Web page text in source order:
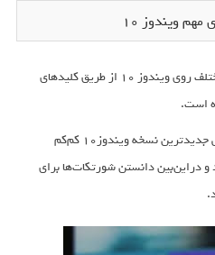
ویندوز 10
دسترسی سریع به آیتم‌ها و عملیات مختلف روی ویندوز ۱۰ از طریق کلیدهای
است.
بعد از گذشت یک هفته از ورود رسمی جدیدترین نسخه ویندوز۱۰ کم‌کم
و دراین‌بین دانستن شورتکات‌ها برای